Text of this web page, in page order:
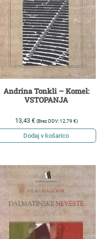
Andrina Tonkli – Komel:
VSTOPANJA
13,43 € (Brez DDV:12,79 €)
Dodaj v košarico